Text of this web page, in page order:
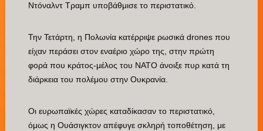
Ντόναλντ Τραμπ υποβάθμισε το περιστατικό.
Την Τετάρτη, η Πολωνία κατέρριψε ρωσικά drones που
είχαν περάσει στον εναέριο χώρο της, στην πρώτη
φορά που κράτος-μέλος του ΝΑΤΟ άνοιξε πυρ κατά τη
διάρκεια του πολέμου στην Ουκρανία.
Οι ευρωπαϊκές χώρες καταδίκασαν το περιστατικό,
όμως η Ουάσιγκτον απέφυγε σκληρή τοποθέτηση, με